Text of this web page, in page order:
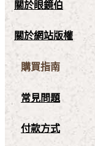
關於眼鏡伯
關於網站版權
購買指南
常見問題
付款方式